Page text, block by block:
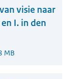
visie naar
I. in den
MB